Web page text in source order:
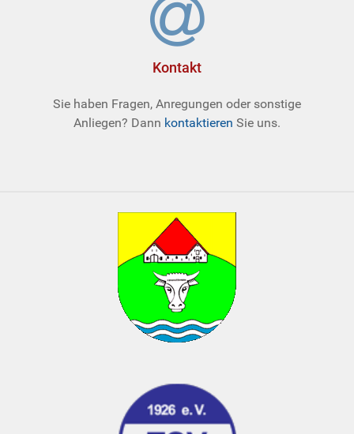
Kontakt
Sie haben Fragen, Anregungen oder sonstige
Anliegen? Dann kontaktieren Sie uns.